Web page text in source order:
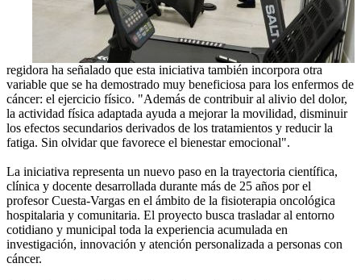
regidora ha señalado que esta iniciativa también incorpora otra
variable que se ha demostrado muy beneficiosa para los enfermos de
cáncer: el ejercicio físico. "Además de contribuir al alivio del dolor,
la actividad física adaptada ayuda a mejorar la movilidad, disminuir
los efectos secundarios derivados de los tratamientos y reducir la
fatiga. Sin olvidar que favorece el bienestar emocional".
La iniciativa representa un nuevo paso en la trayectoria científica,
clínica y docente desarrollada durante más de 25 años por el
profesor Cuesta-Vargas en el ámbito de la fisioterapia oncológica
hospitalaria y comunitaria. El proyecto busca trasladar al entorno
cotidiano y municipal toda la experiencia acumulada en
investigación, innovación y atención personalizada a personas con
cáncer.